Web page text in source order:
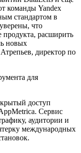
команды Yandex
стандартом в
что
продукта, расширить
новых
директор по
доступ
Сервис
аудитории и
международных